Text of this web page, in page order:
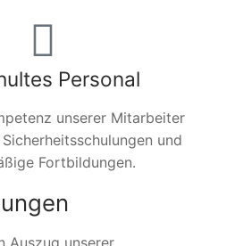
Personal
unserer Mitarbeiter
und
Fortbildungen.
Auszug unserer